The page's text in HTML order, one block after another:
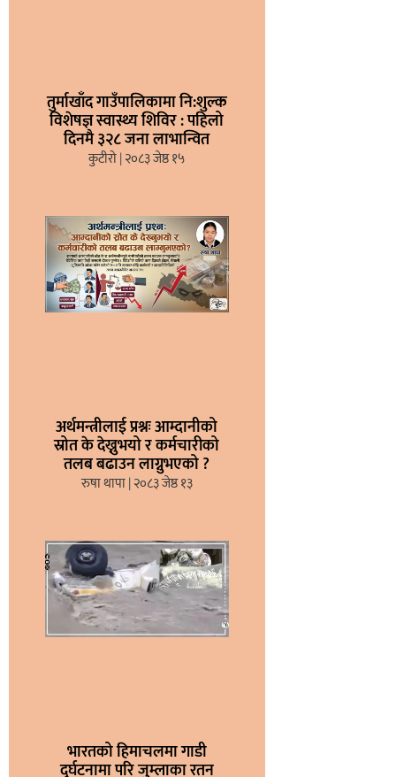
तुर्माखाँद गाउँपालिकामा नि:शुल्क
विशेषज्ञ स्वास्थ्य शिविर : पहिलो
दिनमै ३२८ जना लाभान्वित
कुटीरो २०८३ जेष्ठ १५
अर्थमन्त्रीलाई प्रश्नः आम्दानीको
स्रोत के देख्नुभयो र कर्मचारीको
तलब बढाउन लाग्नुभएको ?
रुषा थापा २०८३ जेष्ठ १३
भारतको हिमाचलमा गाडी
दुर्घटनामा परि जुम्लाका रतन